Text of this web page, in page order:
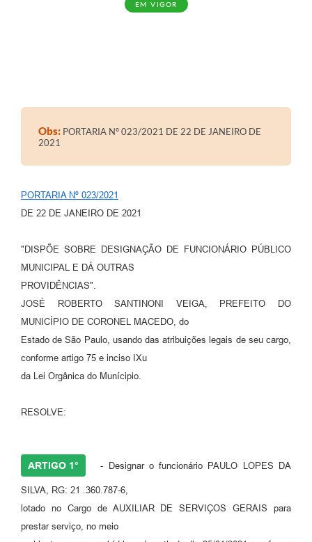
EM VIGOR
Obs: PORTARIA Nº 023/2021 DE 22 DE JANEIRO DE
2021
PORTARIA Nº 023/2021
DE 22 DE JANEIRO DE 2021
"DISPÕE SOBRE DESIGNAÇÃO DE FUNCIONÁRIO PÚBLICO
MUNICIPAL E DÁ OUTRAS
PROVIDÊNCIAS".
JOSÉ ROBERTO SANTINONI VEIGA, PREFEITO DO
MUNICÍPIO DE CORONEL MACEDO, do
Estado de São Paulo, usando das atribuições legais de seu cargo,
conforme artigo 75 e inciso IXu
da Lei Orgânica do Munícipio.
RESOLVE:
ARTIGO 1° - Designar o funcionário PAULO LOPES DA
SILVA, RG: 21 .360.787-6,
lotado no Cargo de AUXILIAR DE SERVIÇOS GERAIS para
prestar serviço, no meio